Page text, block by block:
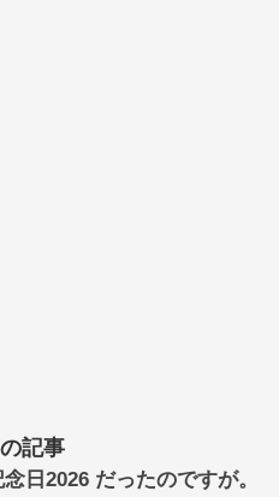
記事
日2026 だったのですが。